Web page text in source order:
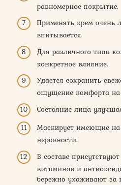
равномерное покрытие.
Применять крем очень
впитывается.
Для различного типа
конкретное влияние.
Удается сохранить
ощущение комфорта
Состояние лица
Маскирует имеющие на
неровности.
В составе
витаминов и
бережно ухаживают за